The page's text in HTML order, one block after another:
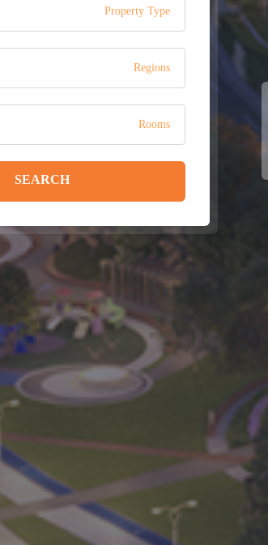
Property Type
Regions
Rooms
SEARCH